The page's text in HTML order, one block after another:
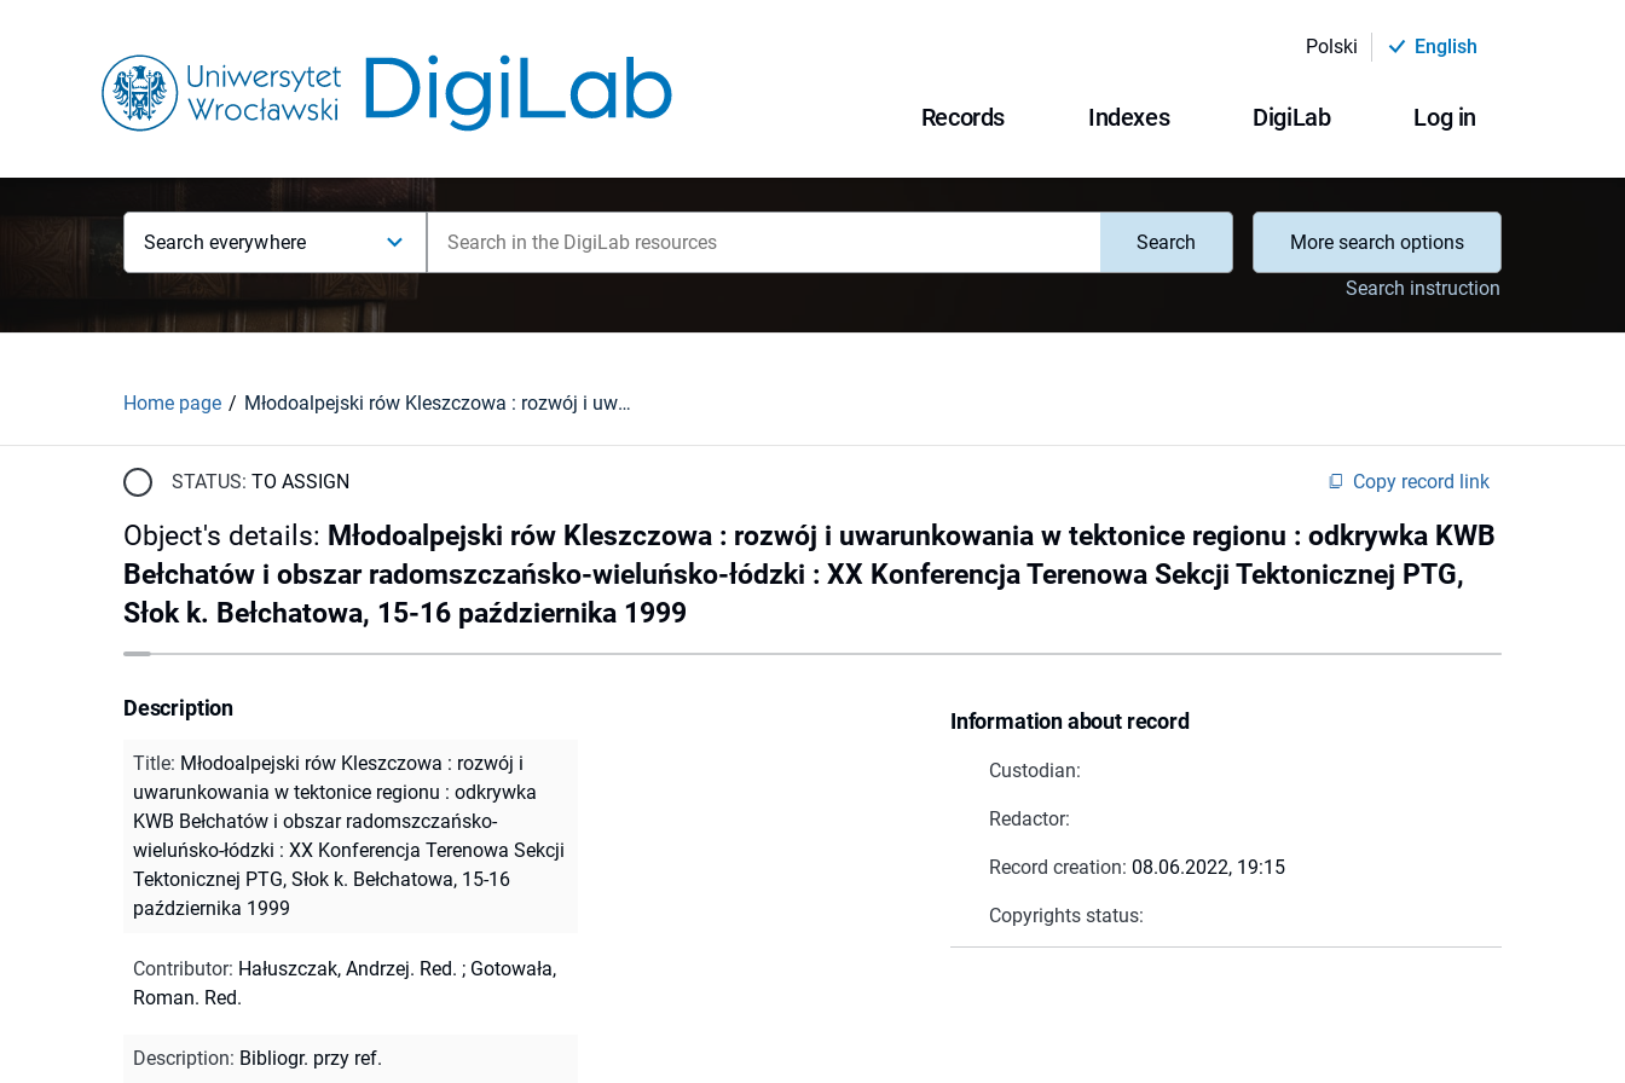
Polski English
Records Indexes DigiLab Log in
Search everywhere Search
More search options
Search instruction
Home page Młodoalpejski rów Kleszczowa : rozwój i uwarunkowania w tektonice regionu : odkrywka KWB Bełchatów i obszar radomszczańsko-wieluńsko-łódzki : XX Konferencja Terenowa Sekcji Tektonicznej PTG, Słok k. Bełchatowa, 15-16 października 1999
STATUS: TO ASSIGN Copy record link
Object's details: Młodoalpejski rów Kleszczowa : rozwój i uwarunkowania w tektonice regionu : odkrywka KWB
Bełchatów i obszar radomszczańsko-wieluńsko-łódzki : XX Konferencja Terenowa Sekcji Tektonicznej PTG,
Słok k. Bełchatowa, 15-16 października 1999
Information about record
Custodian:
Redactor:
Record creation: 08.06.2022, 19:15
Copyrights status:
Description
Title: Młodoalpejski rów Kleszczowa : rozwój i
uwarunkowania w tektonice regionu : odkrywka
KWB Bełchatów i obszar radomszczańsko-
wieluńsko-łódzki : XX Konferencja Terenowa Sekcji
Tektonicznej PTG, Słok k. Bełchatowa, 15-16
października 1999
Contributor: Hałuszczak, Andrzej. Red. ; Gotowała,
Roman. Red.
Description: Bibliogr. przy ref.